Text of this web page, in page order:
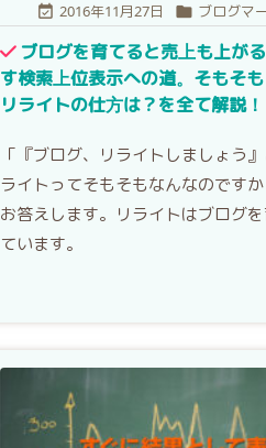
 2016年11月27日  ブログマ
ブログを育てると売上も上が
す検索上位表示への道。そもそ
リライトの仕方は？を全て解説！
「『ブログ、リライトしましょう
ライトってそもそもなんなのです
お答えします。リライトはブログ
ています。